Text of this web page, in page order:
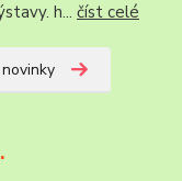
h... číst celé